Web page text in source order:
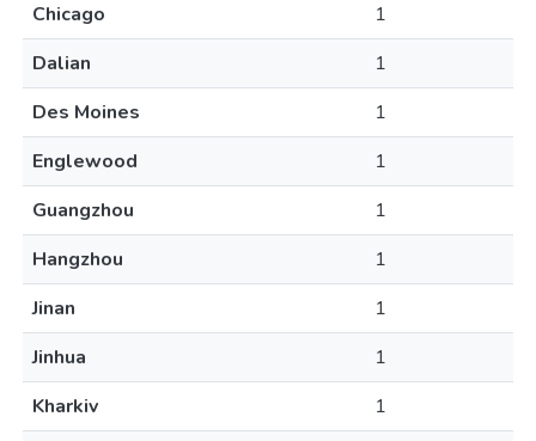
Chicago
1
Dalian
1
Des Moines
1
Englewood
1
Guangzhou
1
Hangzhou
1
Jinan
1
Jinhua
1
Kharkiv
1